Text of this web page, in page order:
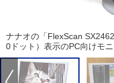
ナナオの「FlexScan
0ドット）表示のPC向けモ